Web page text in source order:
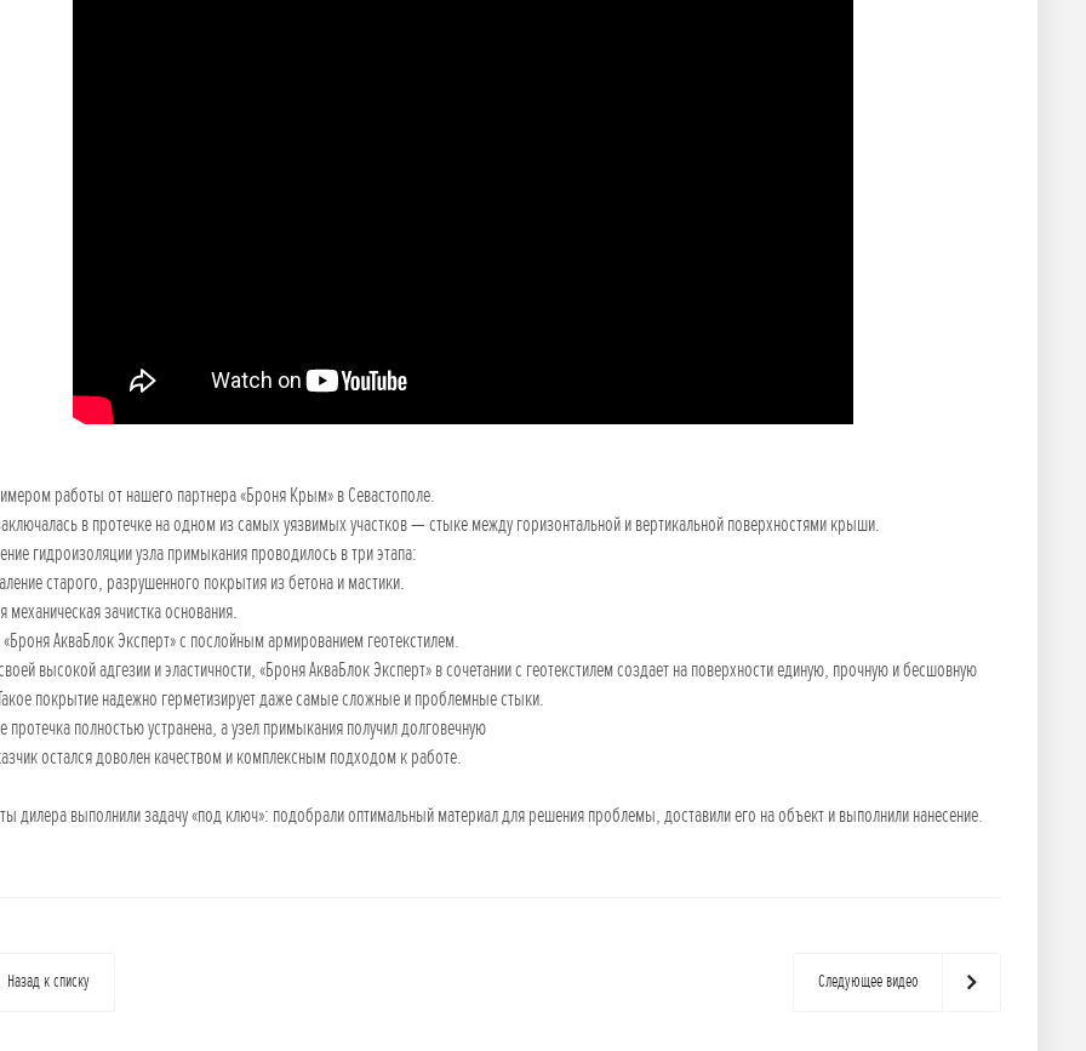
работы от нашего партнера «Броня Крым» в Севастополе.
в протечке на одном из самых уязвимых участков — стыке между горизонтальной и вертикальной поверхностями крыши.
гидроизоляции узла примыкания проводилось в три этапа:
старого, разрушенного покрытия из бетона и мастики.
механическая зачистка основания.
АкваБлок Эксперт» с послойным армированием геотекстилем.
высокой адгезии и эластичности, «Броня АкваБлок Эксперт» в сочетании с геотекстилем создает на поверхности единую, прочную и бесшовную
покрытие надежно герметизирует даже самые сложные и проблемные стыки.
протечка полностью устранена, а узел примыкания получил долговечную
остался доволен качеством и комплексным подходом к работе.
дилера выполнили задачу «под ключ»: подобрали оптимальный материал для решения проблемы, доставили его на объект и выполнили нанесение.
Назад к списку Следующее видео